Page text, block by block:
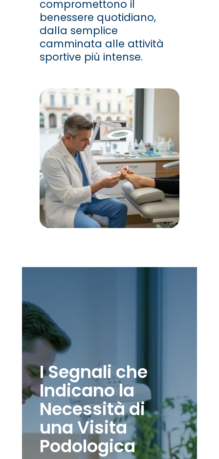
compromettono il
benessere quotidiano,
dalla semplice
camminata alle attività
sportive più intense.
I Segnali che
Indicano la
Necessità di
una Visita
Podologica